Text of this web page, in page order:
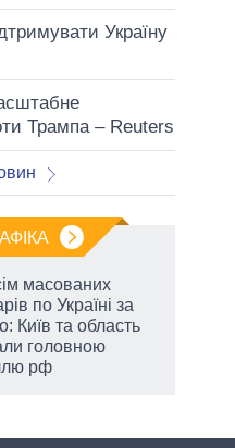
Україну
Трампа – Reuters
масованих
по Україні за
Київ та область
головною
рф